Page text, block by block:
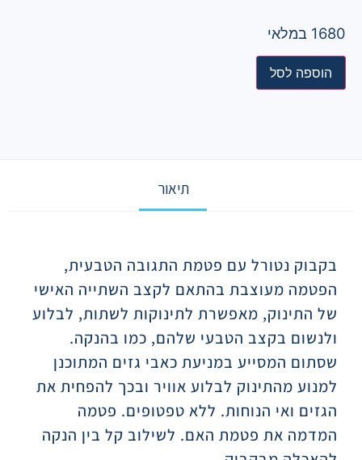
1680 במלאי
הוספה לסל
תיאור
בקבוק נטורל עם פטמת התגובה הטבעית,
הפטמה מעוצבת בהתאם לקצב השתייה האישי
של התינוק, מאפשרת לתינוקות לשתות, לבלוע
ולנשום בקצב הטבעי שלהם, כמו בהנקה.
שסתום המסייע במניעת כאבי גזים המתוכנן
למנוע מהתינוק לבלוע אוויר ובכך להפחית את
הגזים ואי הנוחות. ללא טפטופים. פטמה
המדמה את פטמת האם. לשילוב קל בין הנקה